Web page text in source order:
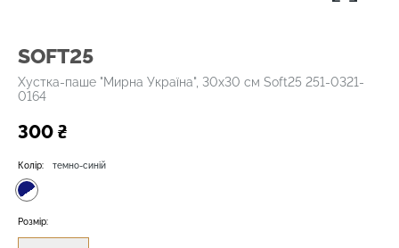
SOFT25
Хустка-паше "Мирна Україна", 30х30 см Soft25 251-0321-
0164
300 ₴
Колір: темно-синій
Розмір: